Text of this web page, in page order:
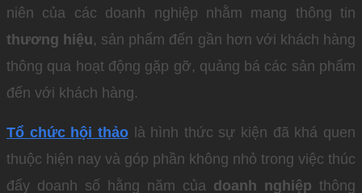
niên của các doanh nghiệp nhằm mang thông tin
thương hiệu, sản phẩm đến gần hơn với khách hàng
thông qua hoạt động gặp gỡ, quảng bá các sản phẩm
đến với khách hàng.
Tổ chức hội thảolà hình thức sự kiện đã khá quen
thuộc hiện nay và góp phần không nhỏ trong việc thúc
đẩy doanh số hằng năm của doanh nghiệp thông